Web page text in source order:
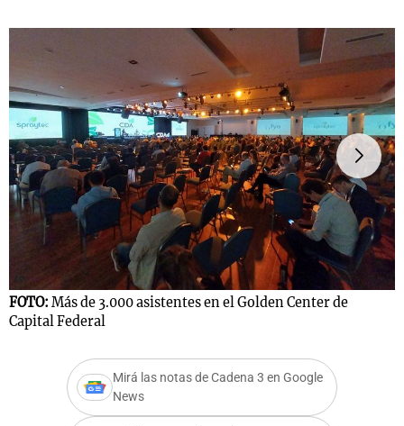
FOTO: Más de 3.000 asistentes en el Golden Center de
Capital Federal
Mirá las notas de Cadena 3 en Google
News
Notas
Mundial 2026
Notas
La Sole en
Cadena 3